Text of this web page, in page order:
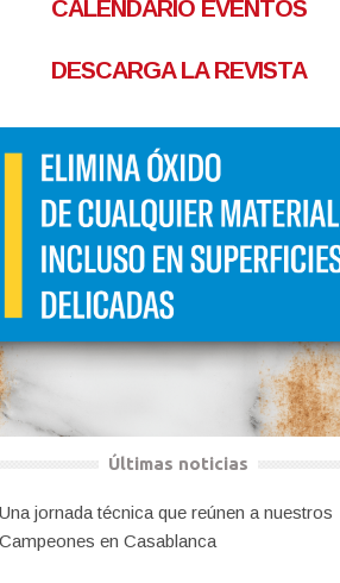
CALENDARIO EVENTOS
DESCARGA LA REVISTA
Últimas noticias
Una jornada técnica que reúnen a nuestros
Campeones en Casablanca